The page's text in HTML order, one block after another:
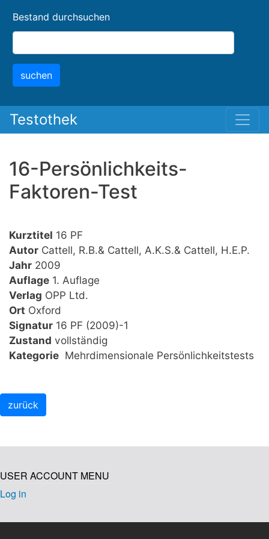
content
Bestand durchsuchen
suchen
Testothek
16-Persönlichkeits-
Faktoren-Test
Kurztitel 16 PF
Autor Cattell, R.B.& Cattell, A.K.S.& Cattell, H.E.P.
Jahr 2009
Auflage 1. Auflage
Verlag OPP Ltd.
Ort Oxford
Signatur 16 PF (2009)-1
Zustand vollständig
Kategorie Mehrdimensionale Persönlichkeitstests
USER ACCOUNT MENU
Log in